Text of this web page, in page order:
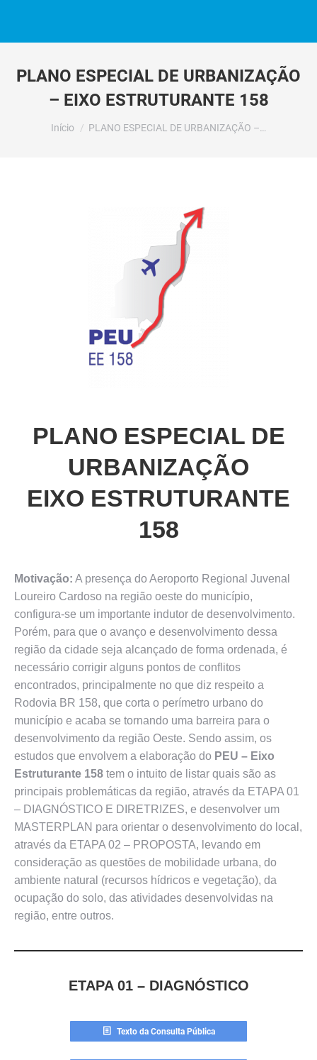
PLANO ESPECIAL DE URBANIZAÇÃO
– EIXO ESTRUTURANTE 158
Você está aqui:
Início PLANO ESPECIAL DE URBANIZAÇÃO –…
PLANO ESPECIAL DE
URBANIZAÇÃO
EIXO ESTRUTURANTE
158
Motivação: A presença do Aeroporto Regional Juvenal
Loureiro Cardoso na região oeste do município,
configura-se um importante indutor de desenvolvimento.
Porém, para que o avanço e desenvolvimento dessa
região da cidade seja alcançado de forma ordenada, é
necessário corrigir alguns pontos de conflitos
encontrados, principalmente no que diz respeito a
Rodovia BR 158, que corta o perímetro urbano do
município e acaba se tornando uma barreira para o
desenvolvimento da região Oeste. Sendo assim, os
estudos que envolvem a elaboração do PEU – Eixo
Estruturante 158 tem o intuito de listar quais são as
principais problemáticas da região, através da ETAPA 01
– DIAGNÓSTICO E DIRETRIZES, e desenvolver um
MASTERPLAN para orientar o desenvolvimento do local,
através da ETAPA 02 – PROPOSTA, levando em
consideração as questões de mobilidade urbana, do
ambiente natural (recursos hídricos e vegetação), da
ocupação do solo, das atividades desenvolvidas na
região, entre outros.
ETAPA 01 – DIAGNÓSTICO
Texto da Consulta Pública